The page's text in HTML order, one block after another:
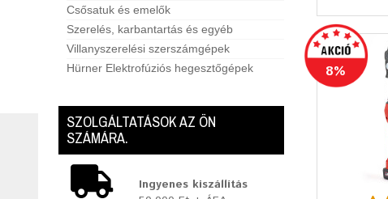
Csősatuk és emelők
Szerelés, karbantartás és egyéb
Villanyszerelési szerszámgépek
Hürner Elektrofúziós hegesztőgépek
SZOLGÁLTATÁSOK AZ ÖN
SZÁMÁRA.
Ingyenes kiszállítás
8%